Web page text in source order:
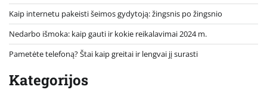
Kaip internetu pakeisti šeimos gydytoją: žingsnis po žingsnio
Nedarbo išmoka: kaip gauti ir kokie reikalavimai 2024 m.
Pametėte telefoną? Štai kaip greitai ir lengvai jį surasti
Kategorijos